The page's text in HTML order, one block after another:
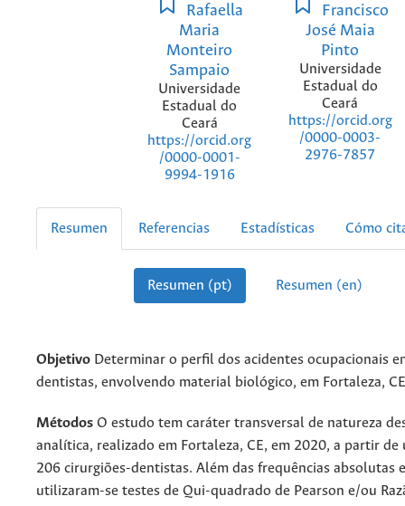
Rafaella
Maria
Monteiro
Sampaio
Universidade
Estadual do
Ceará
https://orcid.org
/0000-0001-
9994-1916
Francisco
José Maia
Pinto
Universidade
Estadual do
Ceará
https://orcid.org
/0000-0003-
2976-7857
Resumen Referencias Estadísticas Cómo
Resumen (pt) Resumen (en)
Objetivo Determinar o perfil dos acidentes ocupacionais
dentistas, envolvendo material biológico, em Fortaleza,
Métodos O estudo tem caráter transversal de natureza
analítica, realizado em Fortaleza, CE, em 2020, a partir de
206 cirurgiões-dentistas. Além das frequências absolutas
utilizaram-se testes de Qui-quadrado de Pearson e/ou